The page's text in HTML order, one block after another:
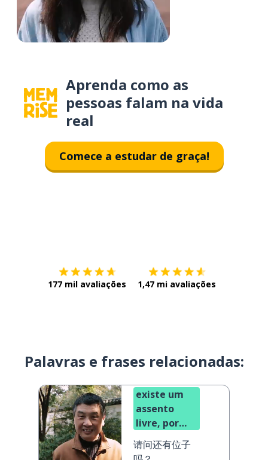
Aprenda como as
pessoas falam na vida
real
Comece a estudar de graça!
177 mil avaliações 1,47 mi avaliações
Palavras e frases relacionadas:
existe um
assento
livre, por
favor? (em
um
请问还有位子